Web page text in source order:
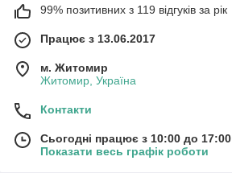
99% позитивних з 119 відгуків за рік
Працює з 13.06.2017
м. Житомир
Житомир, Україна
Контакти
Сьогодні працює з 10:00 до 17:00
Показати весь графік роботи